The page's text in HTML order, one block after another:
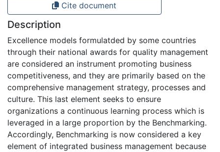
Cite document
Description
Excellence models formulatded by some countries
through their national awards for quality management
are considered an instrument promoting business
competitiveness, and they are primarily based on the
comprehensive management strategy, processes and
culture. This last element seeks to ensure
organizations a continuous learning process which is
leveraged in a large proportion by the Benchmarking.
Accordingly, Benchmarking is now considered a key
element of integrated business management because